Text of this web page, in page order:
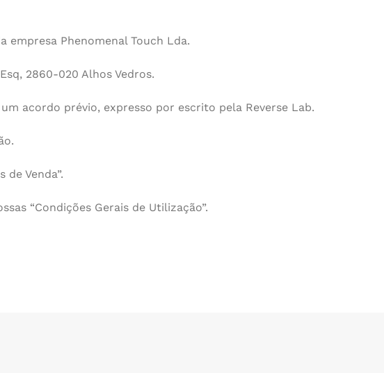
Interior
empresa Phenomenal Touch Lda.
2860-020 Alhos Vedros.
acordo prévio, expresso por escrito pela Reverse Lab.
Venda”.
“Condições Gerais de Utilização”.